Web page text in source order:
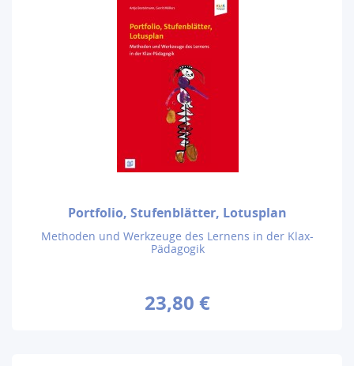
Portfolio, Stufenblätter, Lotusplan
Methoden und Werkzeuge des Lernens in der Klax-
Pädagogik
23,80 €